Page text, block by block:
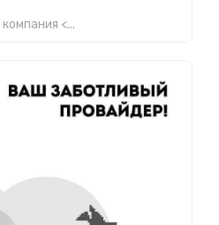
компания <...